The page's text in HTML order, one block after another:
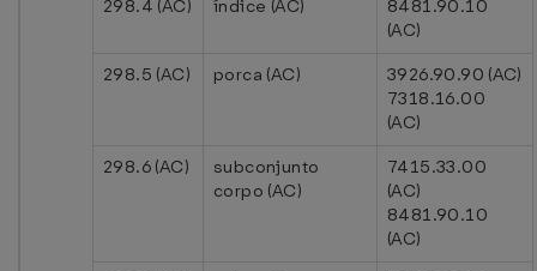
298.4 (AC) índice (AC)
8481.90.10
(AC)
298.5 (AC)
porca (AC)
3926.90.90 (AC)
7318.16.00
(AC)
298.6 (AC)
subconjunto
corpo (AC)
7415.33.00
(AC)
8481.90.10
(AC)